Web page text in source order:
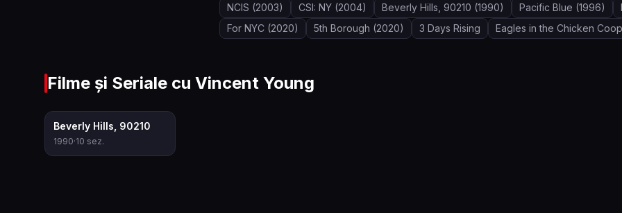
NCIS (2003) CSI: NY (2004) Beverly Hills, 90210 (1990) Pacific Blue (1996)
For NYC (2020) 5th Borough (2020) 3 Days Rising Eagles in the Chicken Coop
Filme și Seriale cu Vincent Young
Beverly Hills, 90210
1990·10 sez.